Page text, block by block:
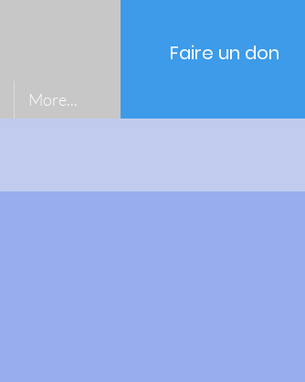
More...
Faire un don